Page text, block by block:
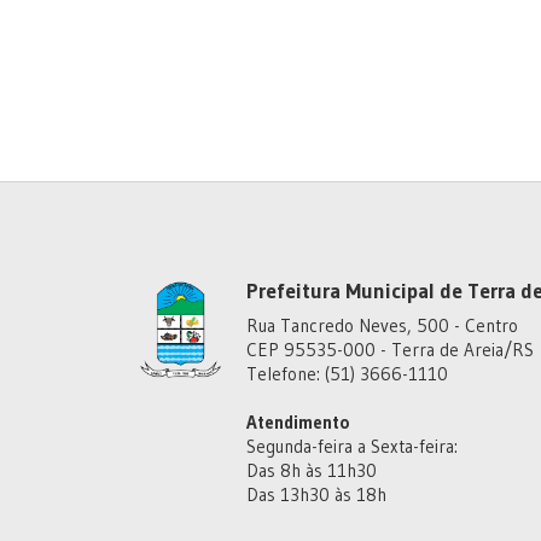
Prefeitura Municipal de Terra
Rua Tancredo Neves, 500 - Centro
CEP 95535-000 - Terra de Areia/RS
Telefone: (51) 3666-1110
Atendimento
Segunda-feira a Sexta-feira:
Das 8h às 11h30
Das 13h30 às 18h